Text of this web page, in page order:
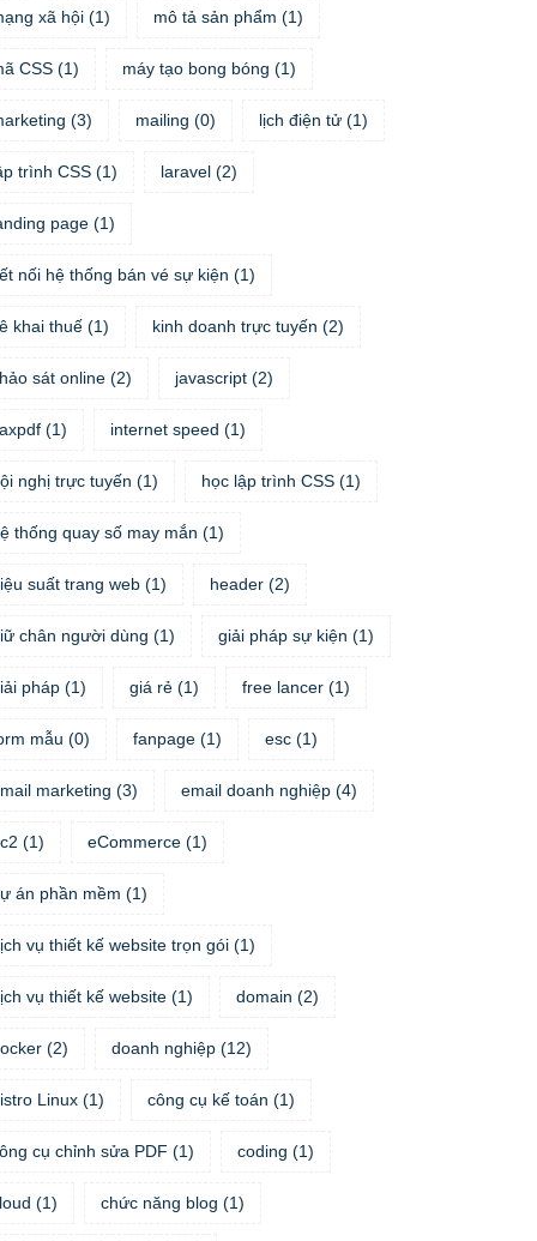
xã hội (1) mô tả sản phẩm (1)
CSS (1) máy tạo bong bóng (1)
(3) mailing (0) lịch điện tử (1)
trình CSS (1) laravel (2)
page (1)
nối hệ thống bán vé sự kiện (1)
khai thuế (1) kinh doanh trực tuyến (2)
sát online (2) javascript (2)
(1) internet speed (1)
nghị trực tuyến (1) học lập trình CSS (1)
thống quay số may mắn (1)
suất trang web (1) header (2)
chân người dùng (1) giải pháp sự kiện (1)
pháp (1) giá rẻ (1) free lancer (1)
mẫu (0) fanpage (1) esc (1)
marketing (3) email doanh nghiệp (4)
(1) eCommerce (1)
án phần mềm (1)
vụ thiết kế website trọn gói (1)
vụ thiết kế website (1) domain (2)
(2) doanh nghiệp (12)
Linux (1) công cụ kế toán (1)
cụ chỉnh sửa PDF (1) coding (1)
(1) chức năng blog (1)